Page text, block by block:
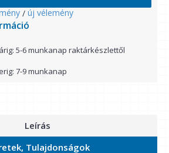
/ új vélemény
5-6 munkanap raktárkészlettől
7-9 munkanap
Leírás
Tulajdonságok